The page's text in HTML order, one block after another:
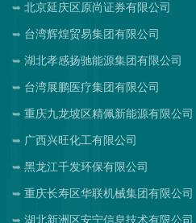
北京延庆区原尚证券有限公司
台湾辉煌贸易集团有限公司
湖北孝感扬驰能源集团有限公司
台湾展鹏医疗集团有限公司
重庆九龙坡区精佩新能源有限公司
广西兴旺化工有限公司
黑龙江千发环保有限公司
重庆长寿区华联机械集团有限公司
湖北新洲区安宁信息技术有限公司